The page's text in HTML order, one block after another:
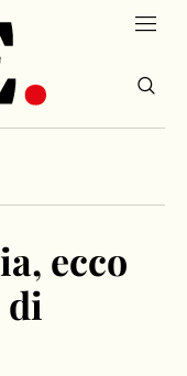
ecco
di